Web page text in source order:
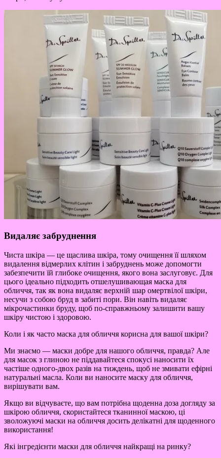
Видаляє забруднення
Чиста шкіра — це щаслива шкіра, тому очищення її шляхом
видалення відмерлих клітин і забруднень може допомогти
забезпечити їй глибоке очищення, якого вона заслуговує. Для
цього ідеально підходить отшелушивающая маска для
обличчя, так як вона видаляє верхній шар омертвілої шкіри,
несучи з собою бруд в забиті пори. Він навіть видаляє
мікрочастинки бруду, щоб по-справжньому залишити вашу
шкіру чистою і здоровою.
Коли і як часто маска для обличчя корисна для вашої шкіри?
Ми знаємо — маски добре для нашого обличчя, правда? Але
для масок з глиною не піддавайтеся спокусі наносити їх
частіше одного-двох разів на тиждень, щоб не змивати ефірні
натуральні масла. Коли ви наносите маску для обличчя,
вирішувати вам.
Якщо ви відчуваєте, що вам потрібна щоденна доза догляду за
шкірою обличчя, скористайтеся тканинної маскою, ці
зволожуючі маски на обличчя досить делікатні для щоденного
використання!
Які інгредієнти маски для обличчя найкращі на ринку?